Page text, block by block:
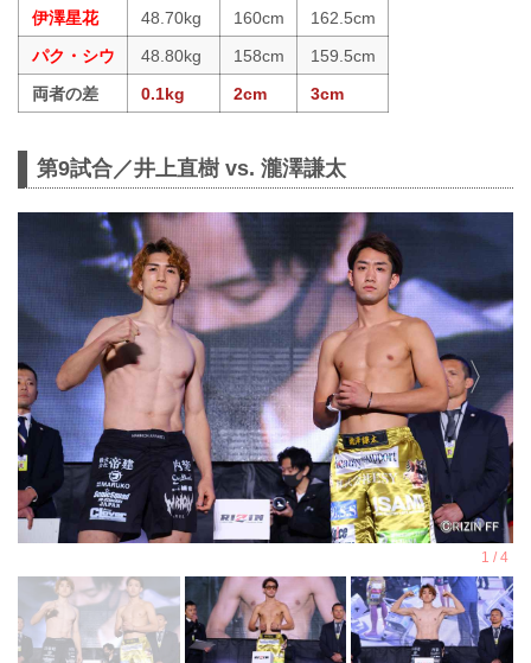
伊澤星花
48.70kg 160cm
162.5cm
パク・シウ
48.80kg 158cm
159.5cm
両者の差
0.1kg 2cm 3cm
第9試合／井上直樹 vs. 瀧澤謙太